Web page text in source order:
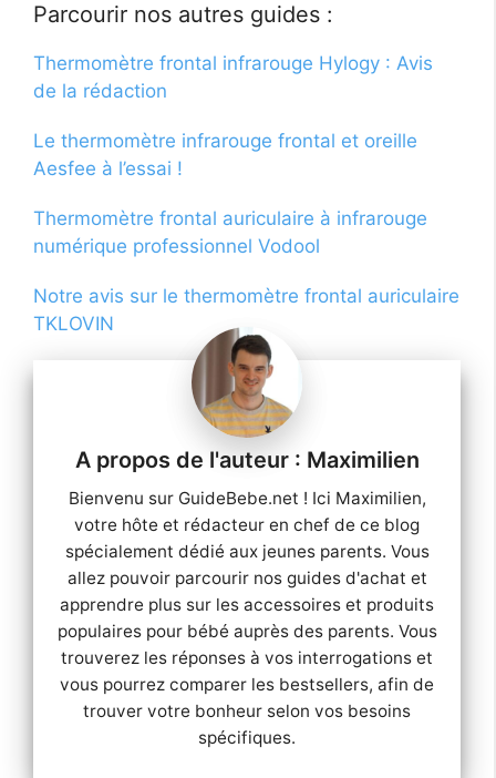
Parcourir nos autres guides :
Thermomètre frontal infrarouge Hylogy : Avis
de la rédaction
Le thermomètre infrarouge frontal et oreille
Aesfee à l’essai !
Thermomètre frontal auriculaire à infrarouge
numérique professionnel Vodool
Notre avis sur le thermomètre frontal auriculaire
TKLOVIN
Maximilien
Bienvenu sur GuideBebe.net ! Ici Maximilien,
votre hôte et rédacteur en chef de ce blog
spécialement dédié aux jeunes parents. Vous
allez pouvoir parcourir nos guides d'achat et
apprendre plus sur les accessoires et produits
populaires pour bébé auprès des parents. Vous
trouverez les réponses à vos interrogations et
vous pourrez comparer les bestsellers, afin de
trouver votre bonheur selon vos besoins
spécifiques.